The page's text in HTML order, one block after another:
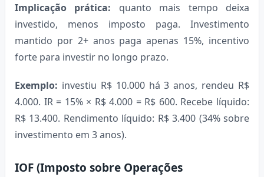
Implicação prática: quanto mais tempo deixa
investido, menos imposto paga. Investimento
mantido por 2+ anos paga apenas 15%, incentivo
forte para investir no longo prazo.
Exemplo: investiu R$ 10.000 há 3 anos, rendeu R$
4.000. IR = 15% × R$ 4.000 = R$ 600. Recebe líquido:
R$ 13.400. Rendimento líquido: R$ 3.400 (34% sobre
investimento em 3 anos).
IOF (Imposto sobre Operações